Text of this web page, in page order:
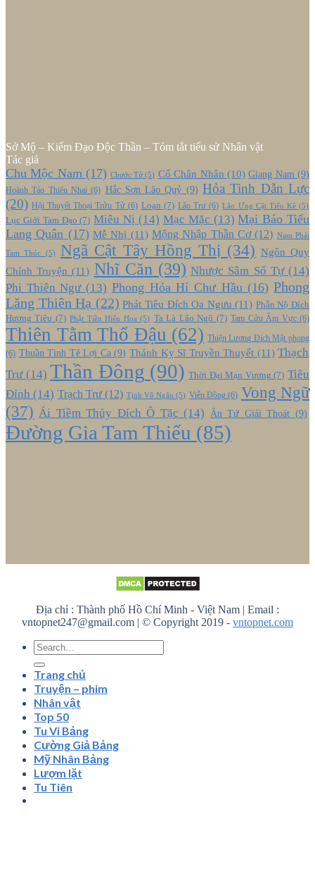
Sở Mộ – Kiếm Đạo Độc Thần – Tóm tắt tiểu sử Nhân vật
Tác giả
Chu Mộc Nam (17) Chước Tử(5) Cổ Chân Nhân (10) Giang Nam (9)
Hoành Tảo Thiên Nhai(6) Hắc Sơn Lão Quỷ (9) Hỏa Tinh Dẫn Lực
(20) Hội Thuyết Thoại Trửu Tử(6) Loạn (7) Lão Trư (6) Lão Ưng Cật Tiểu Kê(5)
Lục Giới Tam Đạo (7) Miêu Nị (14) Mạc Mặc (13) Mại Báo Tiểu
Lang Quân (17) Mễ Nhị (11) Mộng Nhập Thần Cơ(12) Nam Phái
Tam Thúc (5) Ngã Cật Tây Hồng Thị (34) Ngôn Quy
Chính Truyện (11) Nhĩ Căn (39) Nhược Sâm Số Tự(14)
Phi Thiên Ngư(13) Phong Hỏa Hí Chư Hầu (16) Phong
Lăng Thiên Hạ (22) Phát Tiêu Đích Oa Ngưu (11) Phẫn Nộ Đích
Hương Tiêu (7) Phật Tiền Hiến Hoa (5) Ta Là Lão Ngũ (7) Tam Cửu Âm Vực(6)
Thiên Tằm Thổ Đậu (62) Thiện Lương Đích Mật phong
(6) Thuần Tình Tê Lợi Ca(9) Thánh Kỵ Sĩ Truyền Thuyết (11) Thạch
Trư(14) Thần Đông (90) Thời Đại Mạn Vương (7) Tiêu
Đỉnh (14) Trạch Trư(12) Tịnh Vô Ngân (5) Viễn Đồng (6) Vong Ngữ
(37) Ái Tiềm Thủy Đích Ô Tặc (14) Ân Tứ Giải Thoát (9)
Đường Gia Tam Thiếu (85)
Địa chỉ : Thành phố Hồ Chí Minh - Việt Nam | Email :
vntopnet247@gmail.com | © Copyright 2019 - vntopnet.com
Trang chủ
Truyện – phim
Nhân vật
Top 50
Tu Vi Bảng
Cường Giả Bảng
Mỹ Nhân Bảng
Lượm lặt
Tu Tiên